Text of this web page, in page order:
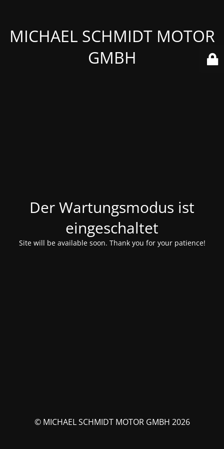
MICHAEL SCHMIDT MOTOR
GMBH
Der Wartungsmodus ist
eingeschaltet
Site will be available soon. Thank you for your patience!
© MICHAEL SCHMIDT MOTOR GMBH 2026